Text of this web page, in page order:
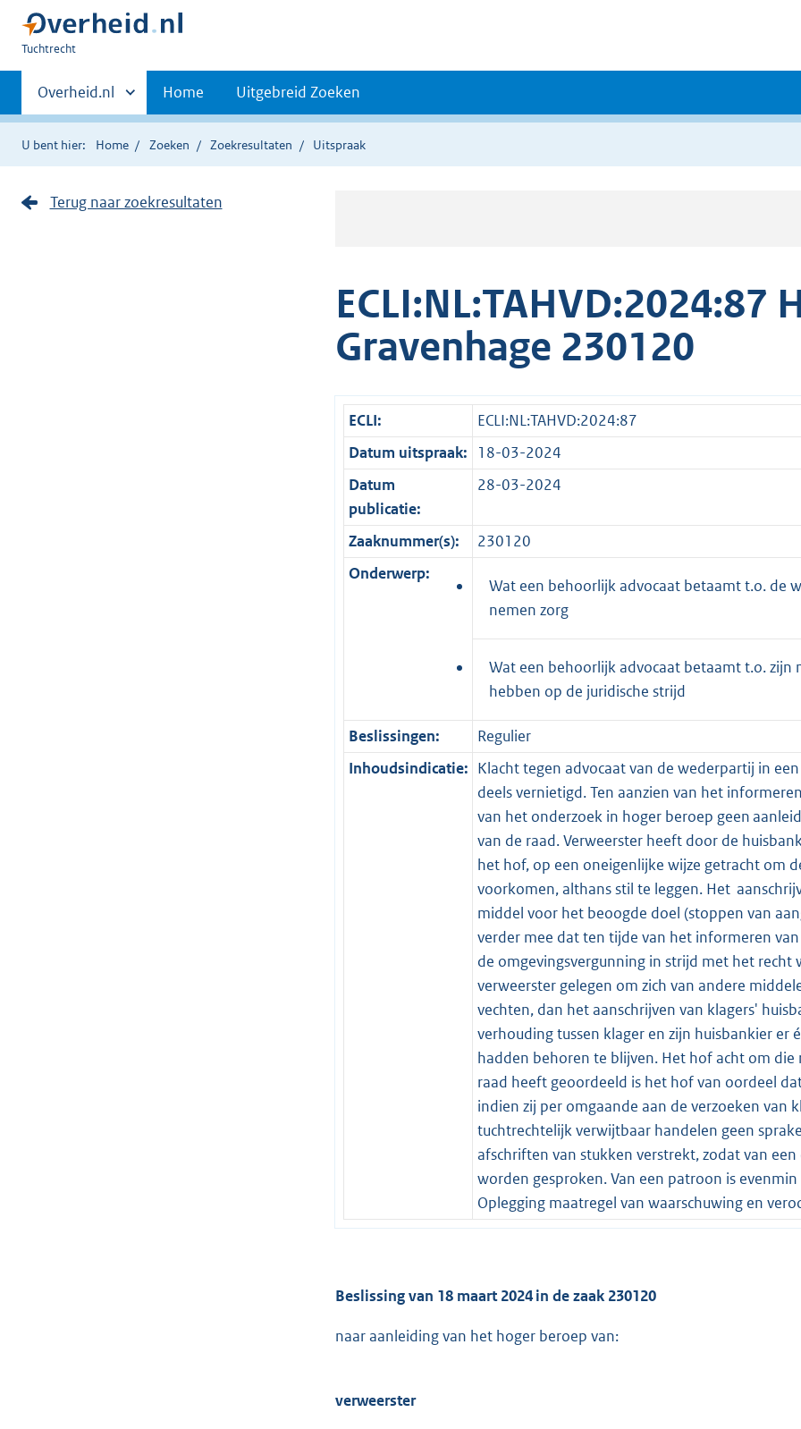
U
hier:
Tuchtrecht
Primaire
navigatie
Andere
sites
binnen
Overheid.nl Home Uitgebreid Zoeken
U bent hier: Home Zoeken Zoekresultaten Uitspraak
ECLI:NL:TAHVD:2024:87
Gravenhage 230120
ECLI:
ECLI:NL:TAHVD:2024:87
Datum uitspraak:
18-03-2024
Datum
publicatie:
28-03-2024
Zaaknummer(s):
230120
Onderwerp:
Wat een behoorlijk advocaat betaamt t.o. de
nemen zorg
Wat een behoorlijk advocaat betaamt t.o. zijn
hebben op de juridische strijd
Beslissingen:
Regulier
Inhoudsindicatie: Klacht tegen advocaat van de wederpartij in
deels vernietigd. Ten aanzien van het
van het onderzoek in hoger beroep geen
van de raad. Verweerster heeft door de
het hof, op een oneigenlijke wijze getracht om
voorkomen, althans stil te leggen. Het
middel voor het beoogde doel (stoppen van
verder mee dat ten tijde van het informeren
de omgevingsvergunning in strijd met het
verweerster gelegen om zich van andere
vechten, dan het aanschrijven van klagers'
verhouding tussen klager en zijn huisbankier
hadden behoren te blijven. Het hof acht om
raad heeft geoordeeld is het hof van oordeel
indien zij per omgaande aan de verzoeken van
tuchtrechtelijk verwijtbaar handelen geen
afschriften van stukken verstrekt, zodat van
worden gesproken. Van een patroon is
Oplegging maatregel van waarschuwing en
Beslissing van 18 maart 2024 in de zaak 230120
naar aanleiding van het hoger beroep van:
verweerster
Terug naar zoekresultaten